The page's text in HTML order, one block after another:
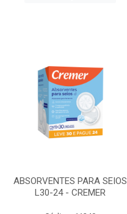
ABSORVENTES PARA SEIOS
L30-24 - CREMER